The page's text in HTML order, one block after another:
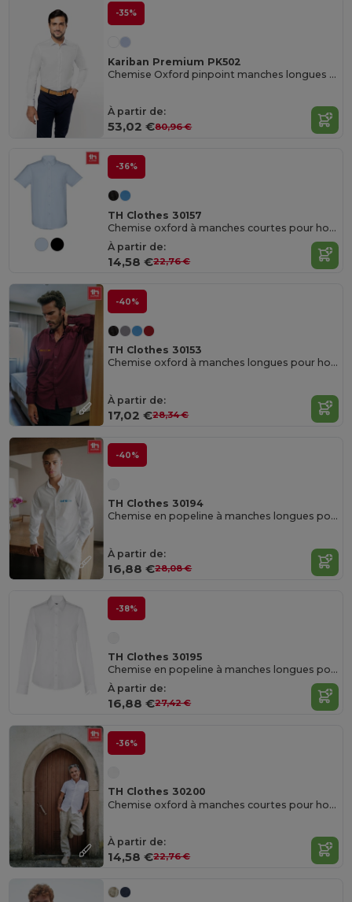
-35%
Kariban Premium PK502
Chemise Oxford pinpoint manches longues homme
À partir de:
53,02 €80,96 €
-36%
TH Clothes 30157
Chemise oxford à manches courtes pour homme
À partir de:
14,58 €22,76 €
-40%
TH Clothes 30153
Chemise oxford à manches longues pour hommes
À partir de:
17,02 €28,34 €
-40%
TH Clothes 30194
Chemise en popeline à manches longues pour hommes.Couleur blanche
À partir de:
16,88 €28,08 €
-38%
TH Clothes 30195
Chemise en popeline à manches longues pour femmes. Couleur blanche
À partir de:
16,88 €27,42 €
-36%
TH Clothes 30200
Chemise oxford à manches courtes pour homme. Couleur blanche
À partir de:
14,58 €22,76 €